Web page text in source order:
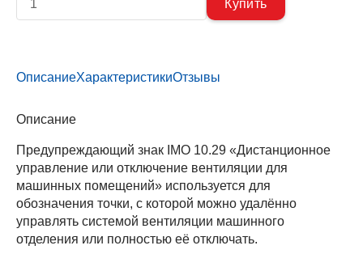
ОписаниеХарактеристикиОтзывы
Описание
Предупреждающий знак IMO 10.29 «Дистанционное
управление или отключение вентиляции для
машинных помещений» используется для
обозначения точки, с которой можно удалённо
управлять системой вентиляции машинного
отделения или полностью её отключать.